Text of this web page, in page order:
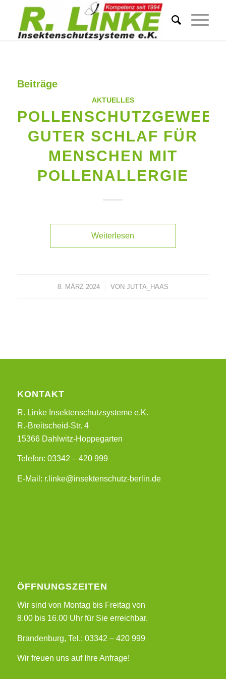
Beiträge
AKTUELLES
GUTER SCHLAF FÜR
MENSCHEN MIT
POLLENALLERGIE
Weiterlesen
8. MÄRZ 2024
/ VON JUTTA_HAAS
KONTAKT
R. Linke Insektenschutzsysteme e.K.
R.-Breitscheid-Str. 4
15366 Dahlwitz-Hoppegarten
Telefon: 03342 – 420 999
E-Mail: r.linke@insektenschutz-berlin.de
ÖFFNUNGSZEITEN
Wir sind von Montag bis Freitag von
8.00 bis 16.00 Uhr für Sie erreichbar.
Brandenburg, Tel.: 03342 – 420 999
Wir freuen uns auf Ihre Anfrage!